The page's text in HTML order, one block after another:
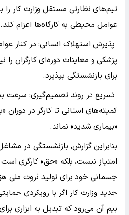
تیم‌های نظارتی مستقل وزارت کار را
عوامل محیطی به کارگاه‌ها اعزام کند.
پذیرش استهلاک انسانی: در کنار
پزشکی و معاینات دوره‌ای کارگران را
برای بازنشستگی بپذیرد.
تسریع در روند تصمیم‌گیری:
کمیته‌های استانی تا کارگر در دوران
«بیماری شدید» نماند.
بنابراین گزارش, بازنشستگی در
امتیاز نیست، بلکه «حق» کارگری
جسمانی خود برای تولید ثروت ملی
جدید وزارت کار اگر با رویکردی
بیم آن می‌رود که تبدیل به ابزاری